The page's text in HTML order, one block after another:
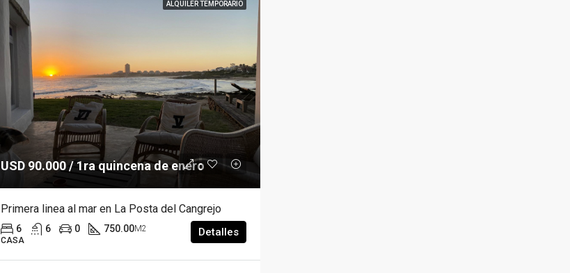
ALQUILER TEMPORARIO
USD 90.000 / 1ra quincena de enero
Primera linea al mar en La Posta del Cangrejo
6 6 0 750.00M2
CASA
Detalles